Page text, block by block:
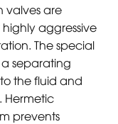
valves are
aggressive
The special
separating
the fluid and
Hermetic
prevents